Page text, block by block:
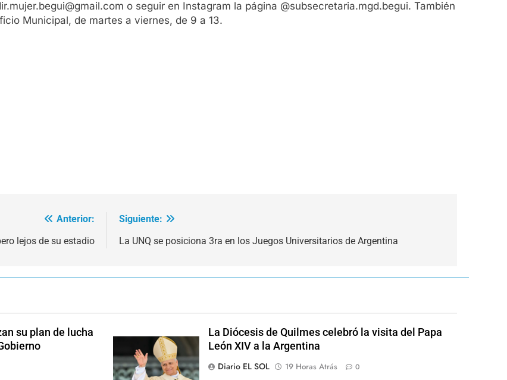
o seguir en Instagram la página @subsecretaria.mgd.begui. También
Municipal, de martes a viernes, de 9 a 13.
Anterior:
lejos de su estadio
Siguiente:
La UNQ se posiciona 3ra en los Juegos Universitarios de Argentina
su plan de lucha
La Diócesis de Quilmes celebró la visita del Papa
León XIV a la Argentina
Diario EL SOL
19 Horas Atrás 0